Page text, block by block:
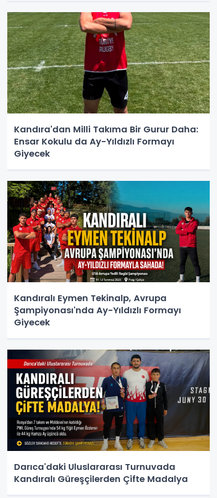
Kandıra'dan Milli Takıma Bir Gurur Daha:
Ensar Kokulu da Ay-Yıldızlı Formayı
Giyecek
Kandıralı Eymen Tekinalp, Avrupa
Şampiyonası'nda Ay-Yıldızlı Formayı
Giyecek
Darıca'daki Uluslararası Turnuvada
Kandıralı Güreşçilerden Çifte Madalya